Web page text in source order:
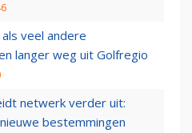
veel andere
langer weg uit Golfregio
netwerk verder uit:
bestemmingen